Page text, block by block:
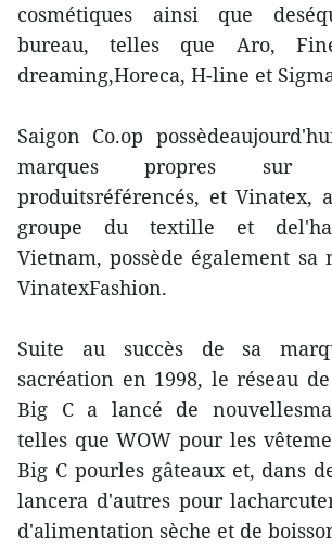
cosmétiques ainsi que
bureau, telles que Aro,
dreaming,Horeca, H-line et
Saigon Co.op
marques propres sur
produitsréférencés, et Vinatex,
groupe du textille et
Vietnam, possède également sa
VinatexFashion.
Suite au succès de sa
sacréation en 1998, le réseau
Big C a lancé de
telles que WOW pour les
Big C pourles gâteaux et, dans
lancera d'autres pour
d'alimentation sèche et de